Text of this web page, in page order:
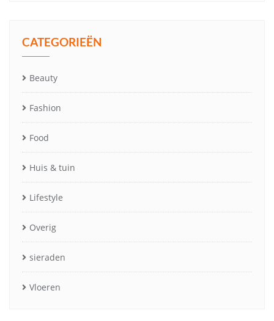
CATEGORIEËN
Beauty
Fashion
Food
Huis & tuin
Lifestyle
Overig
sieraden
Vloeren